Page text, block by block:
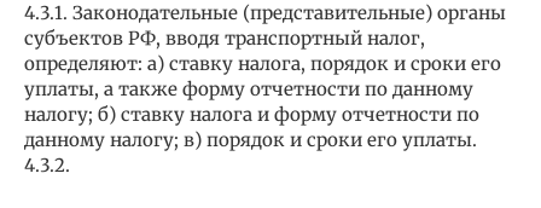
4.3.1. Законодательные (представительные) органы
субъектов РФ, вводя транспортный налог,
определяют: а) ставку налога, порядок и сроки его
уплаты, а также форму отчетности по данному
налогу; б) ставку налога и форму отчетности по
данному налогу; в) порядок и сроки его уплаты.
4.3.2.